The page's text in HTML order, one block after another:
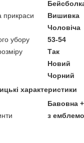
прикраси
Вишивка
Чоловіча
убору
53-54
Так
Новий
Чорний
характеристики
Бавовна
з